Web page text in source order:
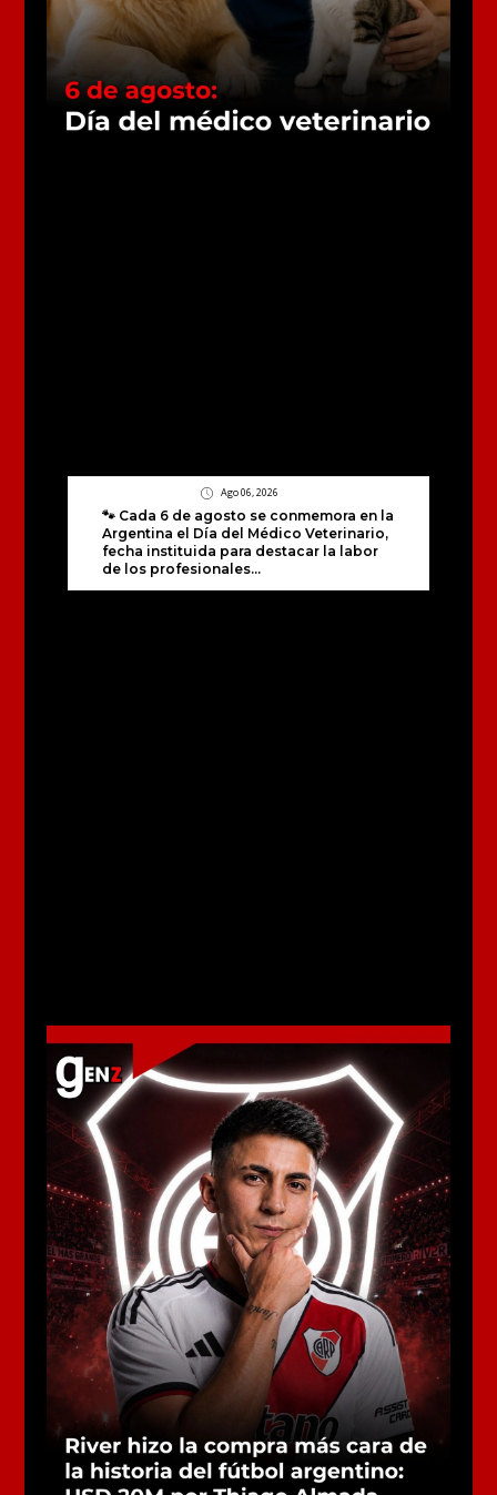
Ago 06, 2026
🐾 Cada 6 de agosto se conmemora en la
Argentina el Día del Médico Veterinario,
fecha instituida para destacar la labor
de los profesionales...